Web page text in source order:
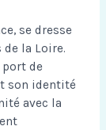
se dresse
la Loire.
de
son identité
avec la